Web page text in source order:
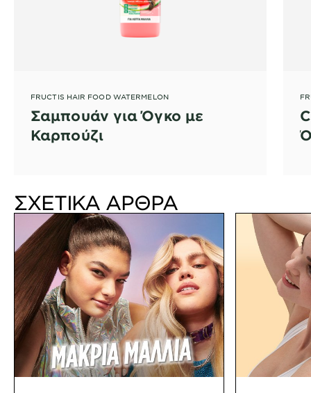
FRUCTIS HAIR FOOD WATERMELON
Σαμπουάν για Όγκο με
Καρπούζι
ΣΧΕΤΙΚΑ ΑΡΘΡΑ